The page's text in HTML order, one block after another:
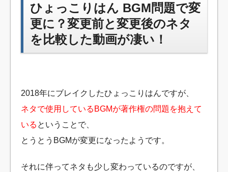
ひょっこりはん BGM問題で変
更に？変更前と変更後のネタ
を比較した動画が凄い！
2018年にブレイクしたひょっこりはんですが、
ネタで使用しているBGMが著作権の問題を抱えて
いる ということで、
とうとうBGMが変更になったようです。
それに伴ってネタも少し変わっているのですが、